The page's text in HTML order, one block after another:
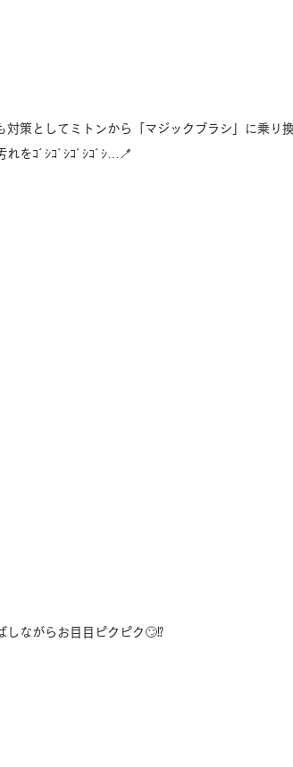
策としてミトンから「マジックブラシ」に乗り換
をｺﾞｼｺﾞｼｺﾞｼｺﾞｼ…🪥
しながらお目目ピクピク🙄⁉️